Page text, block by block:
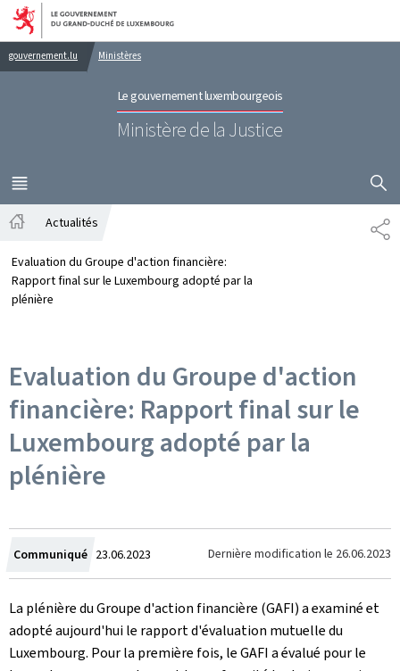
Aller au menu principal
Aller au contenu
gouvernement.lu Ministères
Le gouvernement luxembourgeois
Ministère de la Justice
MENU
PRINCIPAL
Actualités
Evaluation du Groupe d'action financière:
Rapport final sur le Luxembourg adopté par la
plénière
Evaluation du Groupe d'action
financière: Rapport final sur le
Luxembourg adopté par la
plénière
Communiqué Crée
le
23.06.2023 Dernière modification le 26.06.2023
La plénière du Groupe d'action financière (GAFI) a examiné et
adopté aujourd'hui le rapport d'évaluation mutuelle du
Luxembourg. Pour la première fois, le GAFI a évalué pour le